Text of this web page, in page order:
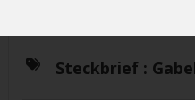
Steckbrief :